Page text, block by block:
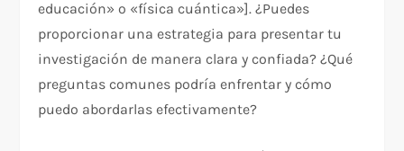
educación» o «física cuántica»]. ¿Puedes
proporcionar una estrategia para presentar tu
investigación de manera clara y confiada? ¿Qué
preguntas comunes podría enfrentar y cómo
puedo abordarlas efectivamente?